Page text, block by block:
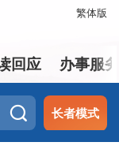
繁体版
回应 办事服
长者模式